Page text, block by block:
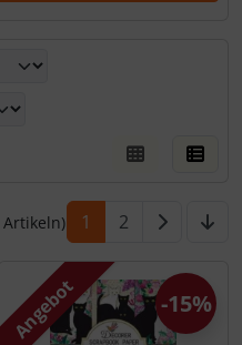
Artikeln) 1 2
Angebot -15%